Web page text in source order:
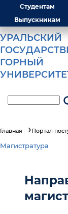
Студентам
Выпускникам
УРАЛЬСКИЙ
ГОРНЫЙ
Главная Портал
Магистратура